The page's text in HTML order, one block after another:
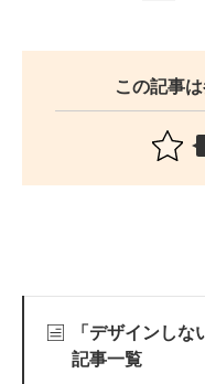
この記事
「デザインし
記事一覧